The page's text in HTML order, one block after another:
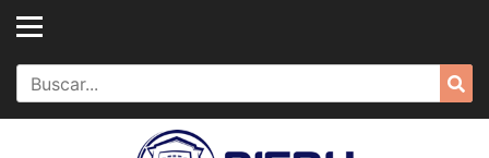
Skip
content
Search
for: